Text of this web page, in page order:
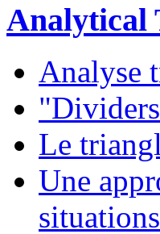
Analytical
Analyse
Le
Une